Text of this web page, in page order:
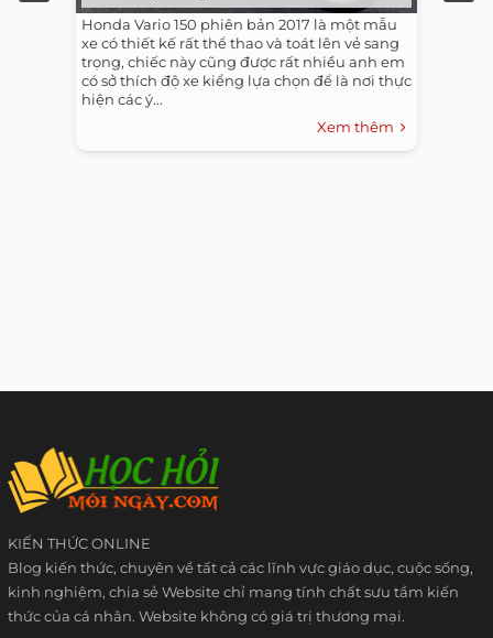
Honda Vario 150 phiên bản 2017 là một mẫu
xe có thiết kế rất thể thao và toát lên vẻ sang
trọng, chiếc này cũng được rất nhiều anh em
có sở thích độ xe kiểng lựa chọn để là nơi thực
hiện các ý...
Xem thêm
KIẾN THỨC ONLINE
Blog kiến thức, chuyên về tất cả các lĩnh vực giáo dục, cuộc sống,
kinh nghiệm, chia sẻ Website chỉ mang tính chất sưu tầm kiến
thức của cá nhân. Website không có giá trị thương mại.